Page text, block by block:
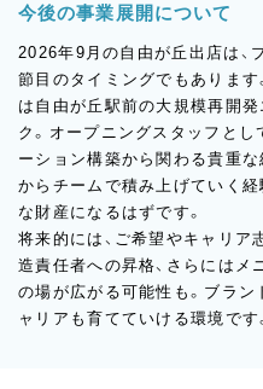
今後の事業展開について
2026年9月の自由が丘出店は、
節目のタイミングでもあります
は自由が丘駅前の大規模再開
ク。オープニングスタッフとし
ーション構築から関わる貴重
からチームで積み上げていく経
な財産になるはずです。
将来的には、ご希望やキャリア
造責任者への昇格、さらにはメ
の場が広がる可能性も。ブラン
ャリアも育てていける環境です